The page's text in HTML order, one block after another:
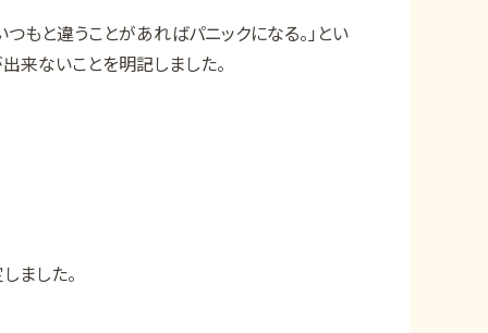
もと違うことがあればパニックになる。」とい
来ないことを明記しました。
ました。